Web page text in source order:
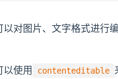
以对图片、文字格式进行
以使用 contenteditable